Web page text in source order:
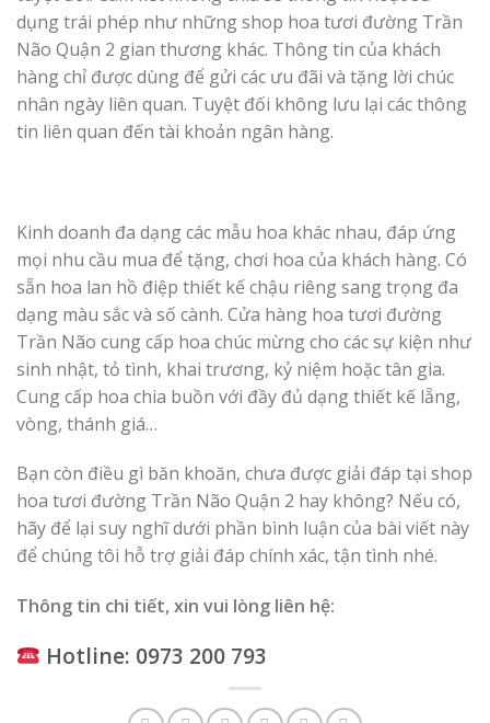
dụng trái phép như những shop hoa tươi đường Trần
Não Quận 2 gian thương khác. Thông tin của khách
hàng chỉ được dùng để gửi các ưu đãi và tặng lời chúc
nhân ngày liên quan. Tuyệt đối không lưu lại các thông
tin liên quan đến tài khoản ngân hàng.
Kinh doanh đa dạng các mẫu hoa khác nhau, đáp ứng
mọi nhu cầu mua để tặng, chơi hoa của khách hàng. Có
sẵn hoa lan hồ điệp thiết kế chậu riêng sang trọng đa
dạng màu sắc và số cành. Cửa hàng hoa tươi đường
Trần Não cung cấp hoa chúc mừng cho các sự kiện như
sinh nhật, tỏ tình, khai trương, kỷ niệm hoặc tân gia.
Cung cấp hoa chia buồn với đầy đủ dạng thiết kế lẵng,
vòng, thánh giá…
Bạn còn điều gì băn khoăn, chưa được giải đáp tại shop
hoa tươi đường Trần Não Quận 2 hay không? Nếu có,
hãy để lại suy nghĩ dưới phần bình luận của bài viết này
để chúng tôi hỗ trợ giải đáp chính xác, tận tình nhé.
Thông tin chi tiết, xin vui lòng liên hệ:
Hotline: 0973 200 793